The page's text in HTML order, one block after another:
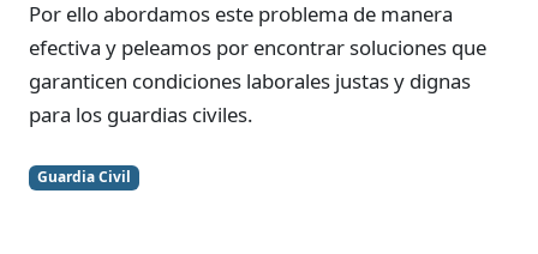
Por ello abordamos este problema de manera
efectiva y peleamos por encontrar soluciones que
garanticen condiciones laborales justas y dignas
para los guardias civiles.
Guardia Civil